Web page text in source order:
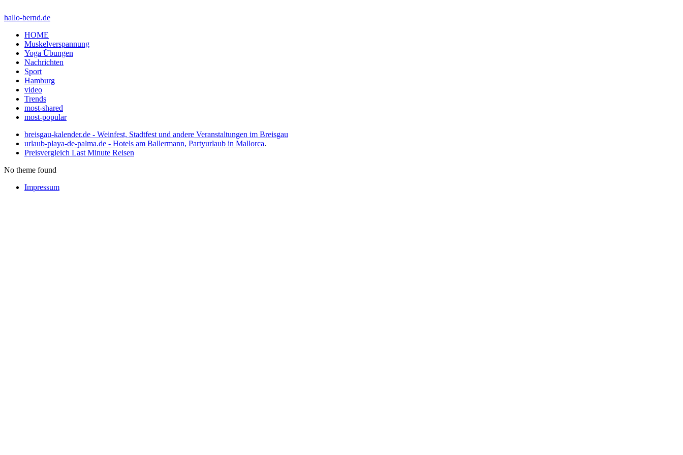
hallo-bernd.de
HOME
Muskelverspannung
Yoga Übungen
Nachrichten
Sport
Hamburg
video
Trends
most-shared
most-popular
breisgau-kalender.de - Weinfest, Stadtfest und andere Veranstaltungen im Breisgau
urlaub-playa-de-palma.de - Hotels am Ballermann, Partyurlaub in Mallorca.
Preisvergleich Last Minute Reisen
No theme found
Impressum